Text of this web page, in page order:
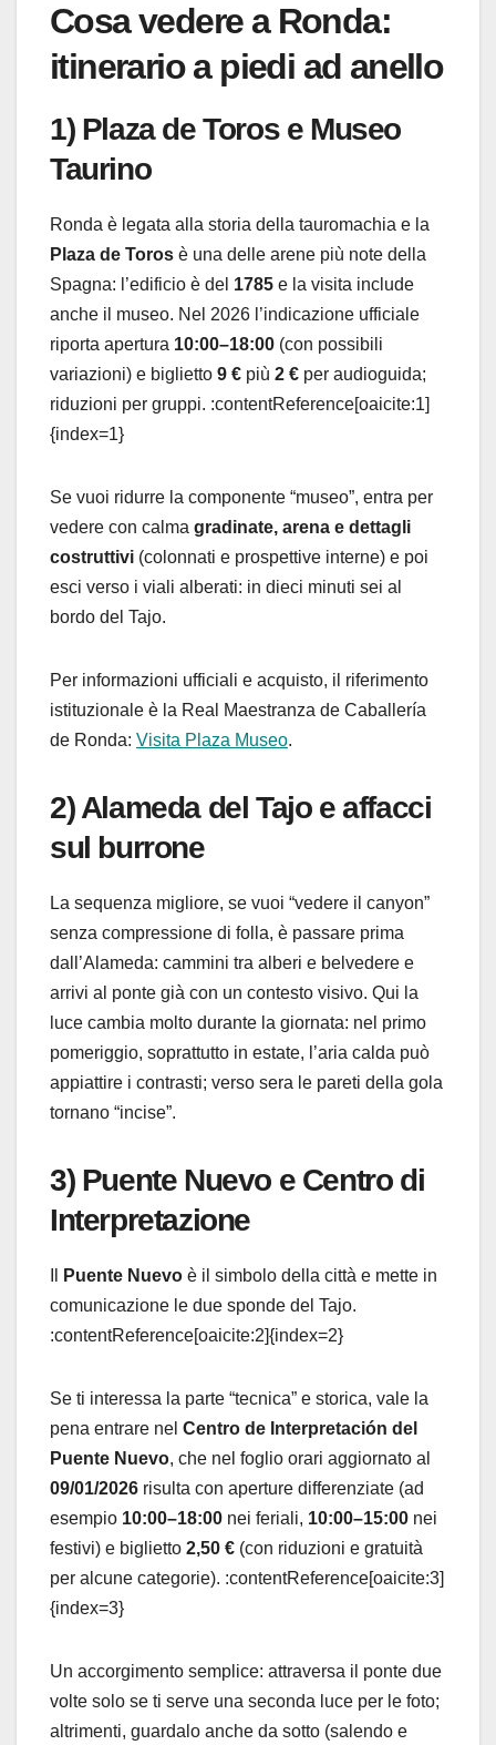
Cosa vedere a Ronda:
itinerario a piedi ad anello
1) Plaza de Toros e Museo
Taurino
Ronda è legata alla storia della tauromachia e la
Plaza de Toros è una delle arene più note della
Spagna: l’edificio è del 1785 e la visita include
anche il museo. Nel 2026 l’indicazione ufficiale
riporta apertura 10:00–18:00 (con possibili
variazioni) e biglietto 9 € più 2 € per audioguida;
riduzioni per gruppi. :contentReference[oaicite:1]
{index=1}
Se vuoi ridurre la componente “museo”, entra per
vedere con calma gradinate, arena e dettagli
costruttivi (colonnati e prospettive interne) e poi
esci verso i viali alberati: in dieci minuti sei al
bordo del Tajo.
Per informazioni ufficiali e acquisto, il riferimento
istituzionale è la Real Maestranza de Caballería
de Ronda: Visita Plaza Museo.
2) Alameda del Tajo e affacci
sul burrone
La sequenza migliore, se vuoi “vedere il canyon”
senza compressione di folla, è passare prima
dall’Alameda: cammini tra alberi e belvedere e
arrivi al ponte già con un contesto visivo. Qui la
luce cambia molto durante la giornata: nel primo
pomeriggio, soprattutto in estate, l’aria calda può
appiattire i contrasti; verso sera le pareti della gola
tornano “incise”.
3) Puente Nuevo e Centro di
Interpretazione
Puente Nuevo è il simbolo della città e mette in
comunicazione le due sponde del Tajo.
:contentReference[oaicite:2]{index=2}
Se ti interessa la parte “tecnica” e storica, vale la
pena entrare nel Centro de Interpretación del
Puente Nuevo, che nel foglio orari aggiornato al
09/01/2026 risulta con aperture differenziate (ad
esempio 10:00–18:00 nei feriali, 10:00–15:00 nei
festivi) e biglietto 2,50 € (con riduzioni e gratuità
per alcune categorie). :contentReference[oaicite:3]
{index=3}
Un accorgimento semplice: attraversa il ponte due
volte solo se ti serve una seconda luce per le foto;
altrimenti, guardalo anche da sotto (salendo e